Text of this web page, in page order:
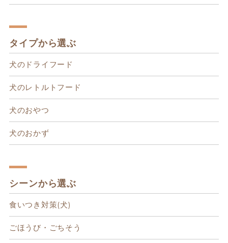
タイプから選ぶ
犬のドライフード
犬のレトルトフード
犬のおやつ
犬のおかず
シーンから選ぶ
食いつき対策(犬)
ごほうび・ごちそう